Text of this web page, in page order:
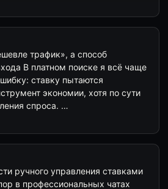
трафик», а способ
В платном поиске я всё чаще
ставку пытаются
экономии, хотя по сути
спроса. …
ручного управления ставками
в профессиональных чатах